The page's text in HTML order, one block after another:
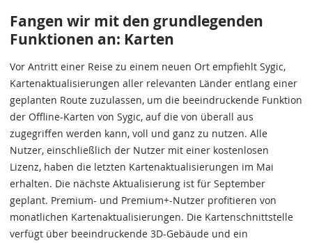
Fangen wir mit den grundlegenden
Funktionen an: Karten
Vor Antritt einer Reise zu einem neuen Ort empfiehlt Sygic,
Kartenaktualisierungen aller relevanten Länder entlang einer
geplanten Route zuzulassen, um die beeindruckende Funktion
der Offline-Karten von Sygic, auf die von überall aus
zugegriffen werden kann, voll und ganz zu nutzen. Alle
Nutzer, einschließlich der Nutzer mit einer kostenlosen
Lizenz, haben die letzten Kartenaktualisierungen im Mai
erhalten. Die nächste Aktualisierung ist für September
geplant. Premium- und Premium+-Nutzer profitieren von
monatlichen Kartenaktualisierungen. Die Kartenschnittstelle
verfügt über beeindruckende 3D-Gebäude und ein